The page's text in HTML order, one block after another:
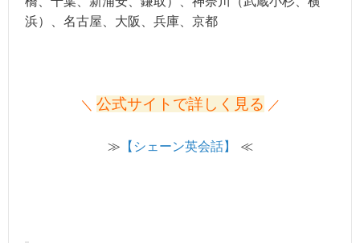
浜）、名古屋、大阪、兵庫、京都
＼ 公式サイトで詳しく見る ／
≫ 【シェーン英会話】 ≪